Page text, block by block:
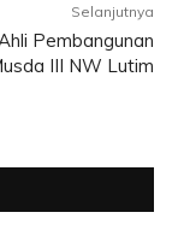
Selanjutnya
Pembangunan
III NW Lutim